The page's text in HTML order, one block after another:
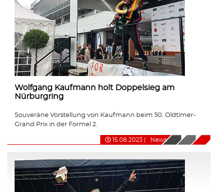
Wolfgang Kaufmann holt Doppelsieg am
Nürburgring
Souveräne Vorstellung von Kaufmann beim 50. Oldtimer-
Grand Prix in der Formel 2.
15.08.2023 News